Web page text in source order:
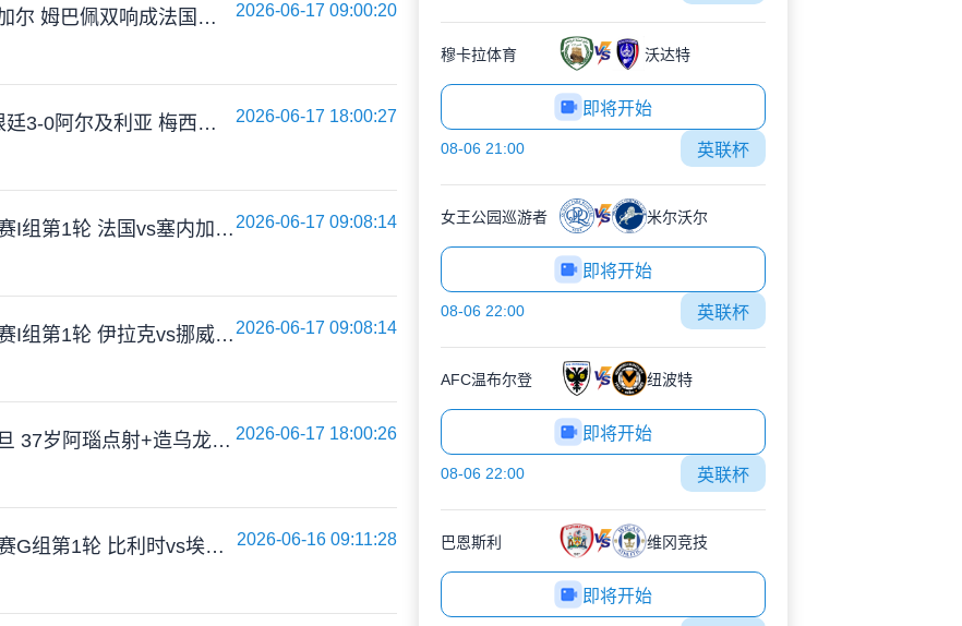
开门红！法国3-1塞内加尔 姆巴佩双响成法国队史射手王奥利塞助攻 2026-06-17 09:00:20
卫冕冠军开门红！阿根廷3-0阿尔及利亚 梅西里程碑夜戴帽+世界波 2026-06-17 18:00:27
06月17日 世界杯小组赛I组第1轮 法国vs塞内加尔 全场录像 2026-06-17 09:08:14
06月17日 世界杯小组赛I组第1轮 伊拉克vs挪威 全场录像 2026-06-17 09:08:14
开门红！奥地利3-1约旦 37岁阿瑙点射+造乌龙+进球被吹施密德建功 2026-06-17 18:00:26
06月16日 世界杯小组赛G组第1轮 比利时vs埃及 全场录像 2026-06-16 09:11:28
穆卡拉体育 沃达特
即将开始
08-06 21:00 英联杯
女王公园巡游者 米尔沃尔
即将开始
08-06 22:00 英联杯
AFC温布尔登 纽波特
即将开始
08-06 22:00 英联杯
巴恩斯利 维冈竞技
即将开始